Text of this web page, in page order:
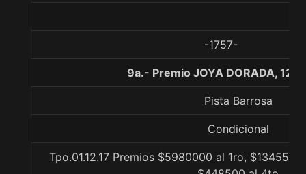
-1757-
9a.- Premio JOYA DORADA,
Pista Barrosa
Condicional
Tpo.01.12.17 Premios $5980000 al 1ro,